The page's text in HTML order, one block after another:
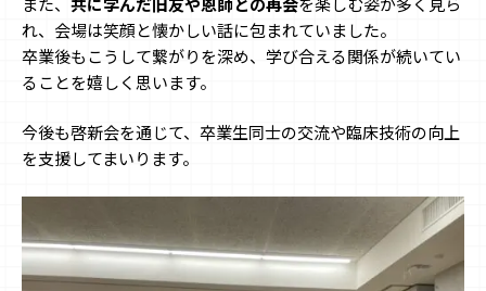
れ、会場は笑顔と懐かしい話に包まれていました。
卒業後もこうして繋がりを深め、学び合える関係が続いてい
ることを嬉しく思います。
今後も啓新会を通じて、卒業生同士の交流や臨床技術の向上
を支援してまいります。